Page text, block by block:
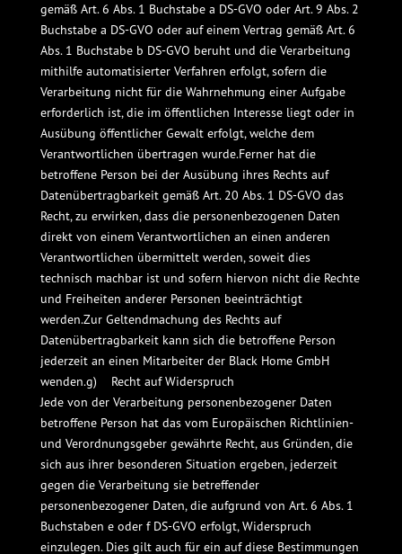
gemäß Art. 6 Abs. 1 Buchstabe a DS-GVO oder Art. 9 Abs. 2
Buchstabe a DS-GVO oder auf einem Vertrag gemäß Art. 6
Abs. 1 Buchstabe b DS-GVO beruht und die Verarbeitung
mithilfe automatisierter Verfahren erfolgt, sofern die
Verarbeitung nicht für die Wahrnehmung einer Aufgabe
erforderlich ist, die im öffentlichen Interesse liegt oder in
Ausübung öffentlicher Gewalt erfolgt, welche dem
Verantwortlichen übertragen wurde.Ferner hat die
betroffene Person bei der Ausübung ihres Rechts auf
Datenübertragbarkeit gemäß Art. 20 Abs. 1 DS-GVO das
Recht, zu erwirken, dass die personenbezogenen Daten
direkt von einem Verantwortlichen an einen anderen
Verantwortlichen übermittelt werden, soweit dies
technisch machbar ist und sofern hiervon nicht die Rechte
und Freiheiten anderer Personen beeinträchtigt
werden.Zur Geltendmachung des Rechts auf
Datenübertragbarkeit kann sich die betroffene Person
jederzeit an einen Mitarbeiter der Black Home GmbH
wenden.g) Recht auf Widerspruch
Jede von der Verarbeitung personenbezogener Daten
betroffene Person hat das vom Europäischen Richtlinien-
und Verordnungsgeber gewährte Recht, aus Gründen, die
sich aus ihrer besonderen Situation ergeben, jederzeit
gegen die Verarbeitung sie betreffender
personenbezogener Daten, die aufgrund von Art. 6 Abs. 1
Buchstaben e oder f DS-GVO erfolgt, Widerspruch
einzulegen. Dies gilt auch für ein auf diese Bestimmungen